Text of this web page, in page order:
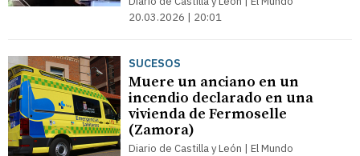
20.03.2026 | 20:01
SUCESOS
Muere un anciano en un
incendio declarado en una
vivienda de Fermoselle
(Zamora)
Diario de Castilla y León | El Mundo